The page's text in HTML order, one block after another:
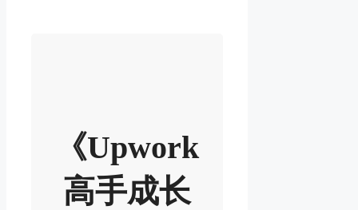
《Upwork
高手成长